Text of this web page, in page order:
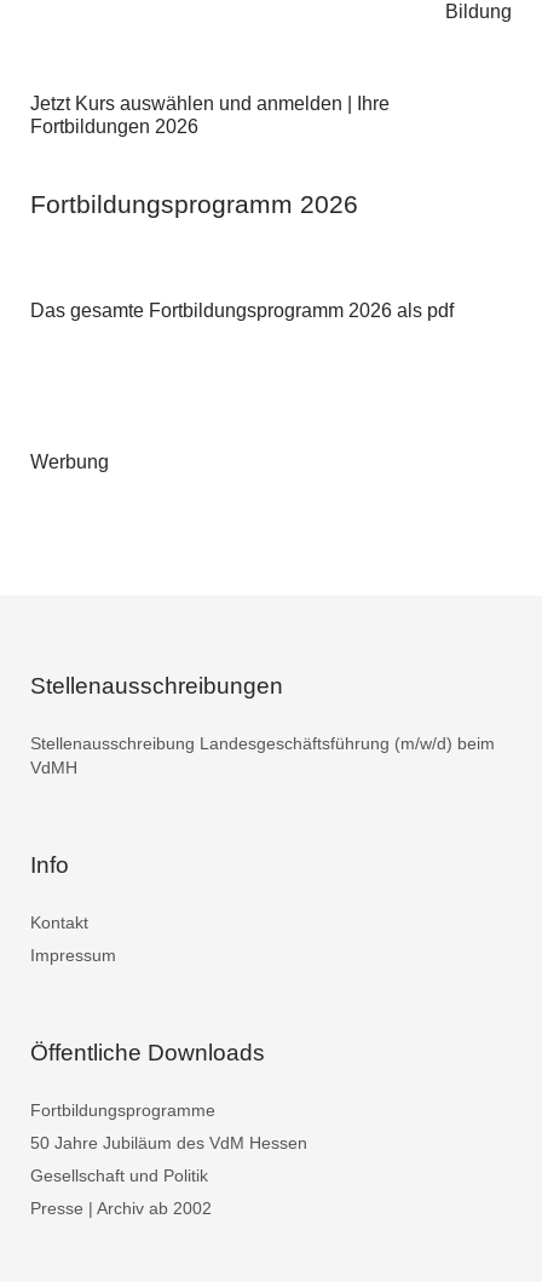
Bildung
Jetzt Kurs auswählen und anmelden | Ihre
Fortbildungen 2026
Fortbildungsprogramm 2026
Das gesamte Fortbildungsprogramm 2026 als pdf
Werbung
Stellenausschreibungen
Stellenausschreibung Landesgeschäftsführung (m/w/d) beim
VdMH
Info
Kontakt
Impressum
Öffentliche Downloads
Fortbildungsprogramme
50 Jahre Jubiläum des VdM Hessen
Gesellschaft und Politik
Presse | Archiv ab 2002